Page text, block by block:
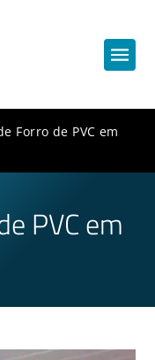
Forro de PVC em
PVC em